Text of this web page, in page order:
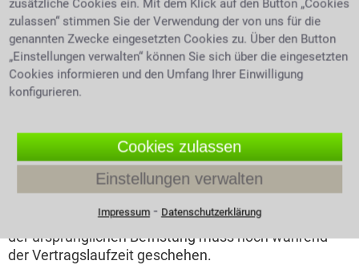
zwei Jahre nicht überschreiten darf. Ein
zweckbefristeter Vertrag endet mit dem Erreichen
des formulierten Zweckes wegen dem er
geschlossen wurde. Hier gibt es nur die Bedingung,
dass das Ende des Vertrages zwei Wochen vor
bewusstes Herbeiführen, unbefristete - dies nennt
man dann Entfristung. Dies geschieht, Änderung der
Bedingungen eines sachgrundlos befristeten Vertrags
dadurch ein neuer Arbeitsvertrag. Eine Verlängerung
der ursprünglichen Befristung muss noch während
der Vertragslaufzeit geschehen.
zusätzliche Cookies ein. Mit dem Klick auf den Button „Cookies
zulassen“ stimmen Sie der Verwendung der von uns für die
genannten Zwecke eingesetzten Cookies zu. Über den Button
„Einstellungen verwalten“ können Sie sich über die eingesetzten
Cookies informieren und den Umfang Ihrer Einwilligung
konfigurieren.
Cookies zulassen
Einstellungen verwalten
Impressum⁃ Datenschutzerklärung